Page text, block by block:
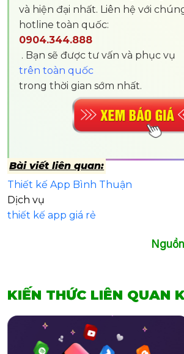
và hiện đại nhất. Liên hệ với
hotline toàn quốc:
0904.344.888
. Bạn sẽ được tư vấn và phục vụ
trên toàn quốc
trong thời gian sớm nhất.
Bài viết liên quan:
Thiết kế App Bình Thuận
Dịch vụ
thiết kế app giá rẻ
KIẾN THỨC LIÊN QUAN